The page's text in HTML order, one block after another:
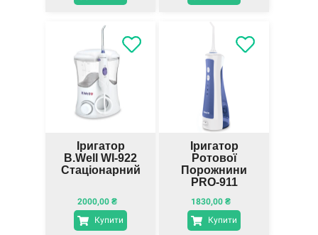
Іригатор
B.Well WI-922
Стаціонарний
2000,00₴
Купити
Іригатор
Ротової
Порожнини
PRO-911
1830,00₴
Купити